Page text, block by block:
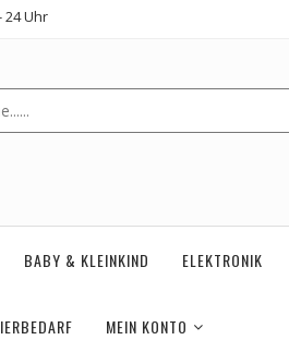
24 Uhr
BABY & KLEINKIND ELEKTRONIK
MEIN KONTO